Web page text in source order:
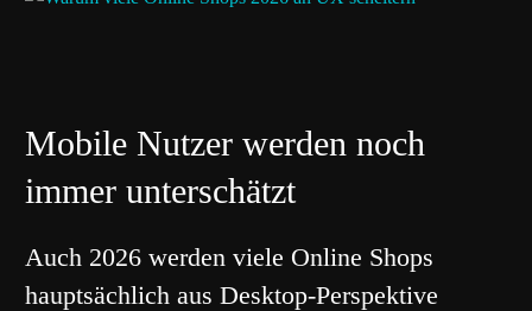
Mobile Nutzer werden noch
immer unterschätzt
Auch 2026 werden viele Online Shops
hauptsächlich aus Desktop-Perspektive